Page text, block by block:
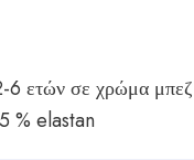
6 ετών σε χρώμα
% elastan